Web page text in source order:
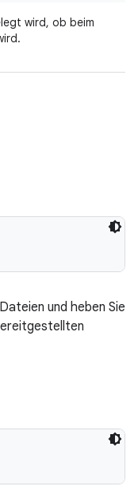
wird, ob beim
und heben Sie